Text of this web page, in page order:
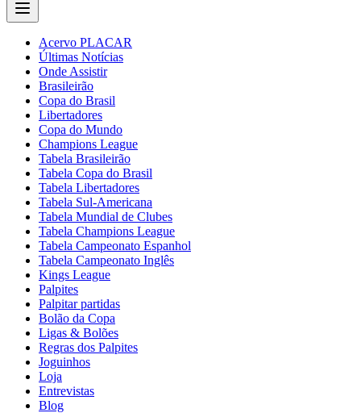
Acervo PLACAR
Últimas Notícias
Onde Assistir
Brasileirão
Copa do Brasil
Libertadores
Copa do Mundo
Champions League
Tabela Brasileirão
Tabela Copa do Brasil
Tabela Libertadores
Tabela Sul-Americana
Tabela Mundial de Clubes
Tabela Champions League
Tabela Campeonato Espanhol
Tabela Campeonato Inglês
Kings League
Palpites
Palpitar partidas
Bolão da Copa
Ligas & Bolões
Regras dos Palpites
Joguinhos
Loja
Entrevistas
Blog